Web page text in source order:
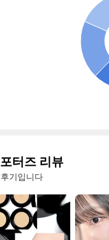
터즈 리뷰
기입니다